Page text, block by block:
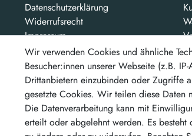
Datenschutzerklärung
Widerrufsrecht
Impressum
AGB
Jobs
Unsere Partner
Wir verwenden Cookies und ähnliche
Besucher:innen unserer Webseite (z.B.
Drittanbietern einzubinden oder Zugriffe
gesetzte Cookies. Wir teilen diese
Die Datenverarbeitung kann mit
erteilt oder abgelehnt werden. Es